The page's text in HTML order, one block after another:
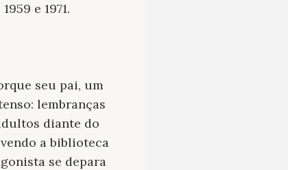
e 1971.
seu pai, um
lembranças
diante do
a biblioteca
se depara